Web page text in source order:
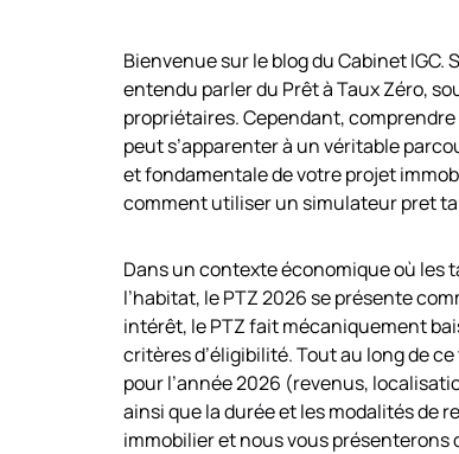
Bienvenue sur le blog du Cabinet
entendu parler du Prêt à Taux Zéro,
propriétaires. Cependant,
peut s’apparenter à un véritable
et fondamentale de votre projet
comment utiliser un simulateur pret
Dans un contexte économique où les
l’habitat, le PTZ 2026 se présente
intérêt, le PTZ fait mécaniquement
critères d’éligibilité. Tout au long de
pour l’année 2026 (revenus,
ainsi que la durée et les modalités de
immobilier et nous vous présenterons